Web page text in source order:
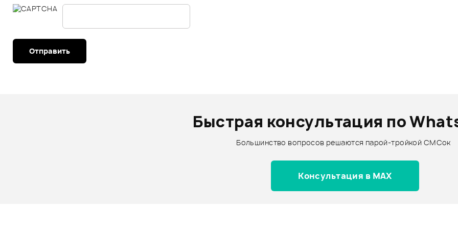
Отправить
Быстрая консультация по
Большинство вопросов решаются парой-тройкой СМСок
Консультация в MAX